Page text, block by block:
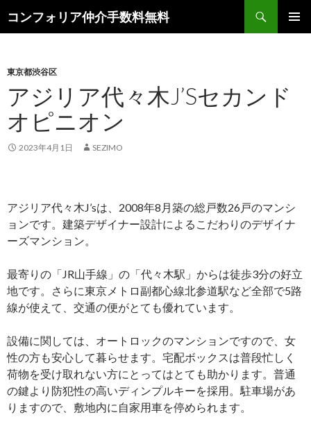
コンフォリア仲介手数料無料
索
ン
ツ
へ
ス
キ
ッ
東京都渋谷区
アジリア代々木J’Sセカンド
オピニオン
2023年4月1日 SEZIMO
アジリア代々木J’sは、2008年8月築の総戸数26戸のマンシ
ョンです。建築デザイナー設計によるこだわりのデザイナ
ーズマンション。
最寄りの「JR山手線」の「代々木駅」からは徒歩3分の好立
地です。さらに東京メトロ副都心線北参道駅など全部で5路
線が使えて、交通の便がとても優れています。
設備に関しては、オートロックのマンションですので、女
性の方も安心して暮らせます。宅配ボックスは普段忙しく
荷物を受け取れない方にとってはとても助かります。普通
の鍵より防犯性の高いディンプルキーを採用。駐車場があ
りますので、敷地内に自家用車を停められます。